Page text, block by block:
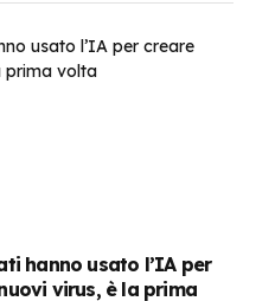
hanno usato l’IA per
virus, è la prima